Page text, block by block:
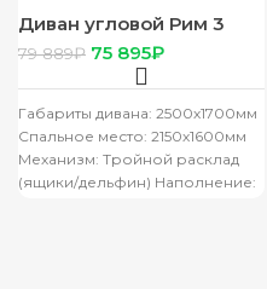
Диван угловой Рим 3
НПБ дельфин (вива 4)
79 889₽ 75 895₽
Габариты дивана: 2500х1700мм
Спальное место: 2150х1600мм
Механизм: Тройной расклад
(ящики/дельфин) Наполнение: